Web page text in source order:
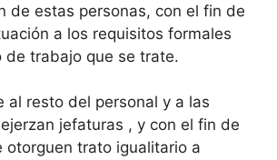
de estas personas, con el fin de
a los requisitos formales
de trabajo que se trate.
al resto del personal y a las
jefaturas , y con el fin de
otorguen trato igualitario a